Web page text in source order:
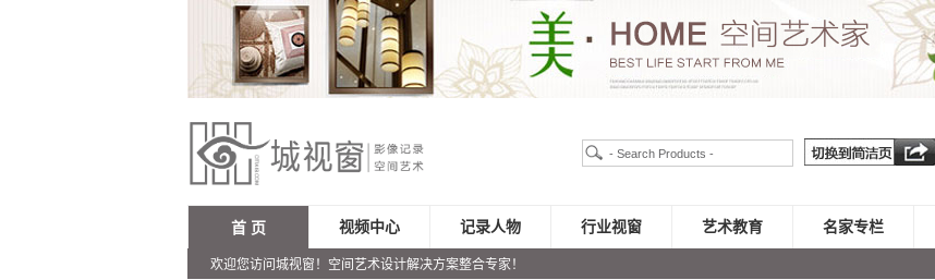
首 页
欢迎您访问城视窗！空间艺术设计解决方案整合专家！
视频中心 记录人物 行业视窗 艺术教育 名家专栏